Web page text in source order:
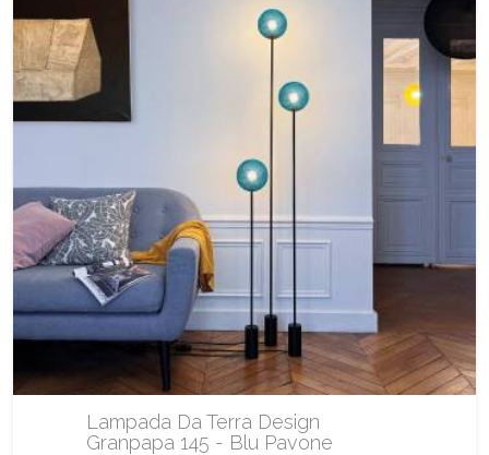
Lampada Da Terra Design
Granpapa 145 - Blu Pavone